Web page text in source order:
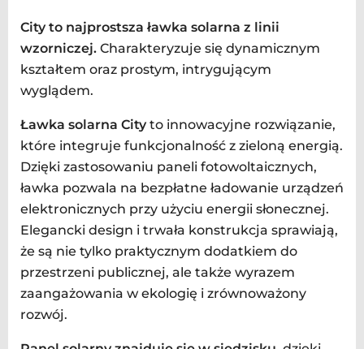
City to najprostsza ławka solarna z linii
wzorniczej. Charakteryzuje się dynamicznym
kształtem oraz prostym, intrygującym
wyglądem.
Ławka solarna Cityto innowacyjne rozwiązanie,
które integruje funkcjonalność z zieloną energią.
Dzięki zastosowaniu paneli fotowoltaicznych,
ławka pozwala na bezpłatne ładowanie urządzeń
elektronicznych przy użyciu energii słonecznej.
Elegancki design i trwała konstrukcja sprawiają,
że są nie tylko praktycznym dodatkiem do
przestrzeni publicznej, ale także wyrazem
zaangażowania w ekologię i zrównoważony
rozwój.